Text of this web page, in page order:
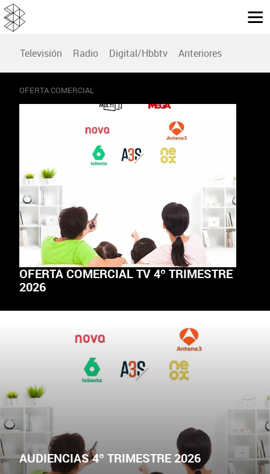
Televisión Radio Digital/Hbbtv Anteriores
OFERTA COMERCIAL
OFERTA COMERCIAL TV 4º TRIMESTRE
2026
AUDIENCIAS 4º TRIMESTRE 2026